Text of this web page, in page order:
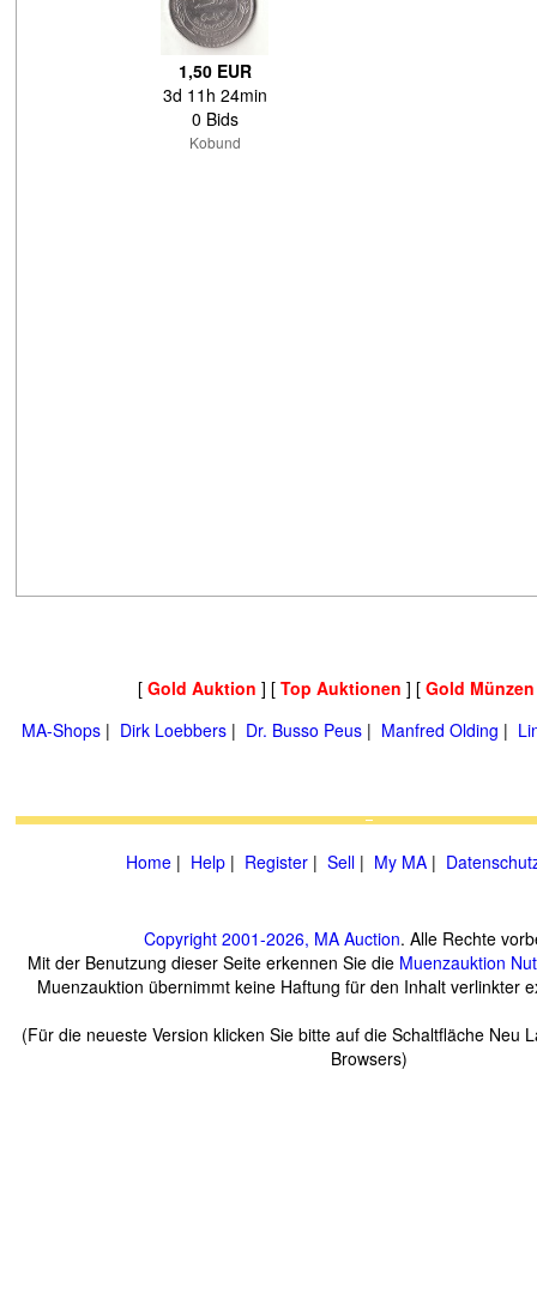
1,50 EUR
3d 11h 24min
0 Bids
Kobund
[ Gold Auktion ] [ Top Auktionen ] [ Gold
MA-Shops | Dirk Loebbers | Dr. Busso Peus | Manfred Olding |
Home | Help | Register | Sell | My MA |
Copyright 2001-2026, MA Auction. Alle Rechte
Mit der Benutzung dieser Seite erkennen Sie die Muenzauktion
Muenzauktion übernimmt keine Haftung für den Inhalt verlinkter
(Für die neueste Version klicken Sie bitte auf die Schaltfläche Neu
Browsers)